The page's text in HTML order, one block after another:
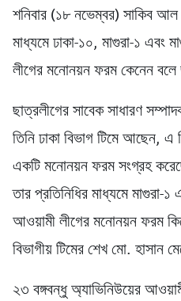
শনিবার (১৮ নভেম্বর) সাকিব
মাধ্যমে ঢাকা-১০, মাগুরা-১
লীগের মনোনয়ন ফরম কেনেন বলে
ছাত্রলীগের সাবেক সাধারণ
তিনি ঢাকা বিভাগ টিমে আছেন,
একটি মনোনয়ন ফরম সংগ্রহ
তার প্রতিনিধির মাধ্যমে
আওয়ামী লীগের মনোনয়ন ফরম
বিভাগীয় টিমের শেখ মো. হাসান
২৩ বঙ্গবন্ধু অ্যাভিনিউয়ের